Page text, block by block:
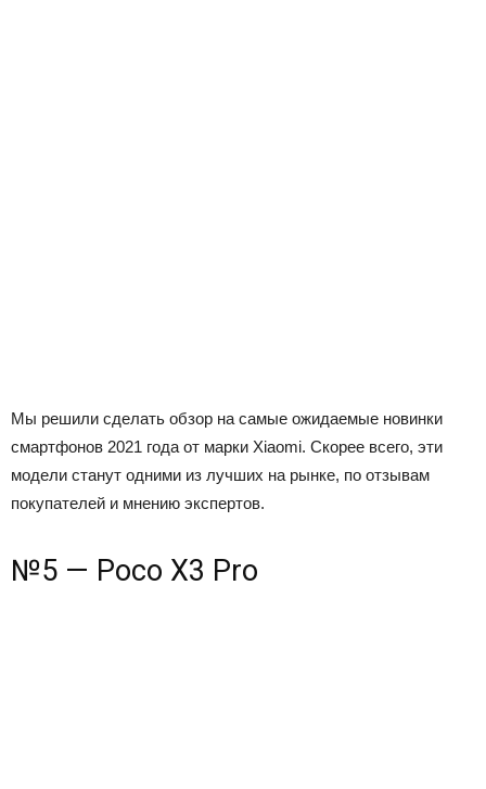
Мы решили сделать обзор на самые ожидаемые новинки
смартфонов 2021 года от марки Xiaomi. Скорее всего, эти
модели станут одними из лучших на рынке, по отзывам
покупателей и мнению экспертов.
№5 — Poco X3 Pro